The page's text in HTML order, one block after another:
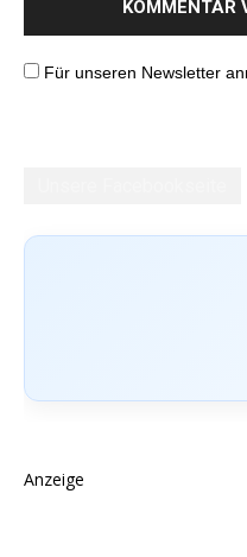
Für unseren Newsletter
Anzeige